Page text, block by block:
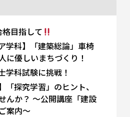
目指して
学科】「建築総論」車椅
に優しいまちづくり！
学科試験に挑戦！
「探究学習」のヒント、
んか？ 〜公開講座「建設
案内〜